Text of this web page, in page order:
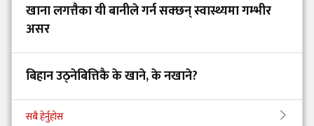
खाना लगत्तैका यी बानीले गर्न सक्छन् स्वास्थ्यमा गम्भीर
असर
बिहान उठ्नेबित्तिकै के खाने, के नखाने?
सबै हेर्नुहोस